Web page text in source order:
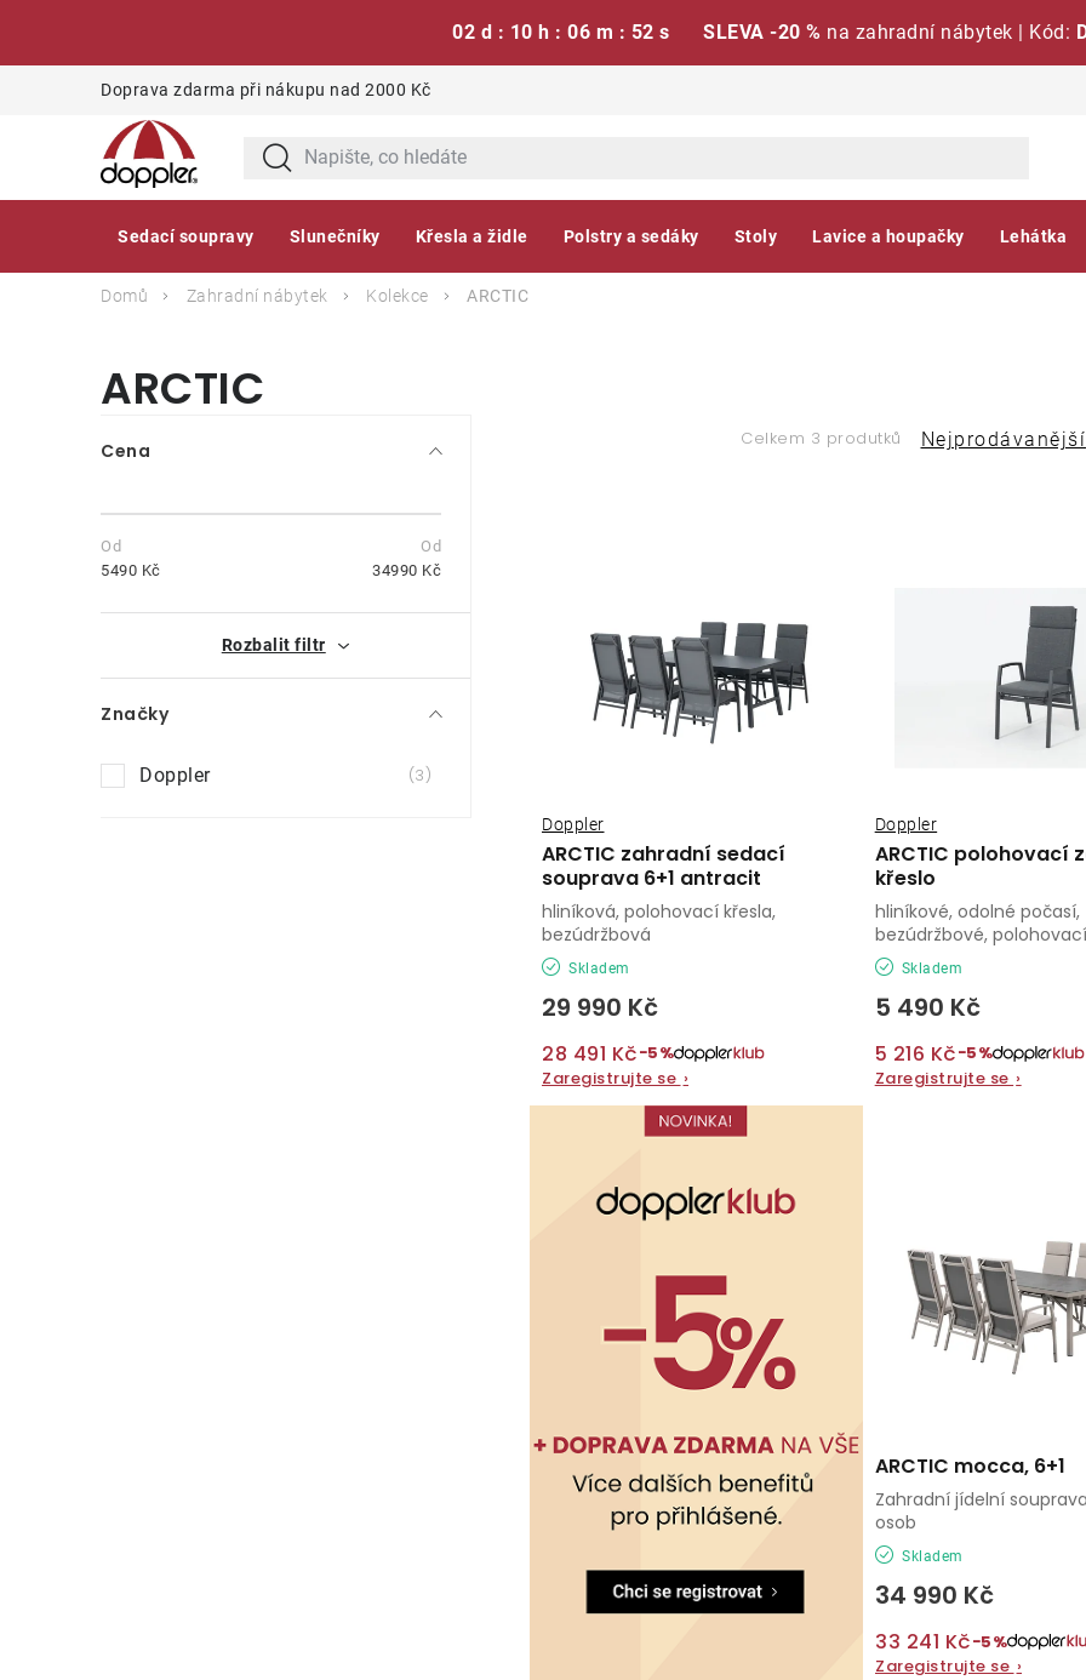
02 d : 10 h : 06 m : 52 s SLEVA -20 % na zahradní nábytek | Kód:
Doprava zdarma při nákupu nad 2000 Kč
Sedací soupravy Slunečníky Křesla a židle Polstry a sedáky Stoly Lavice a houpačky Lehátka
Domů Zahradní nábytek Kolekce ARCTIC
ARCTIC
P
s
t
r
a
n
n
í
Cena
5490 Kč 34990 Kč
Rozbalit filtr
Značky
Doppler 3
Celkem 3 produtků
Ř
o
d
u
k
t
ů
Nejprodávanější
o
d
u
k
t
ů
ARCTIC zahradní sedací
souprava 6+1 antracit
Doppler
Skladem
29 990 Kč
28 491 Kč−5%
Zaregistrujte se ›
hliníková, polohovací křesla,
bezúdržbová
ARCTIC polohovací
křeslo
Doppler
Skladem
5 490 Kč
5 216 Kč−5%
Zaregistrujte se ›
hliníkové, odolné počasí,
bezúdržbové, polohovací
ARCTIC mocca, 6+1
Skladem
34 990 Kč
33 241 Kč−5%
Zaregistrujte se ›
Zahradní jídelní
osob